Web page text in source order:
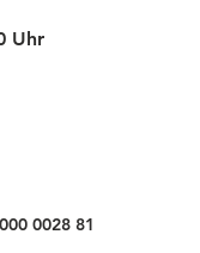
Uhr
0028 81